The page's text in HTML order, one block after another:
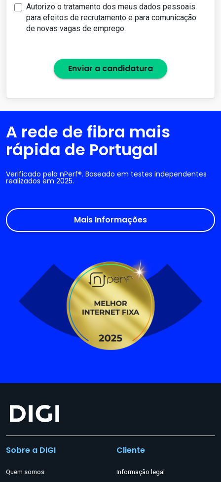
Autorizo o tratamento dos meus dados pessoais
para efeitos de recrutamento e para comunicação
de novas vagas de emprego.
Enviar a candidatura
A rede de fibra mais
rápida de Portugal
Verificado pela nPerf®. Baseado em testes independentes
realizados em 2025.
Mais Informações
Sobre a DIGI
Quem somos
Cliente
Informação legal